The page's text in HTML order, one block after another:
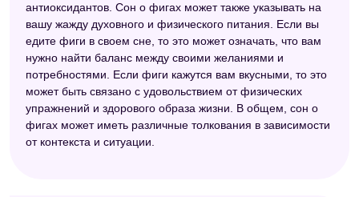
антиоксидантов. Сон о фигах может также указывать на
вашу жажду духовного и физического питания. Если вы
едите фиги в своем сне, то это может означать, что вам
нужно найти баланс между своими желаниями и
потребностями. Если фиги кажутся вам вкусными, то это
может быть связано с удовольствием от физических
упражнений и здорового образа жизни. В общем, сон о
фигах может иметь различные толкования в зависимости
от контекста и ситуации.